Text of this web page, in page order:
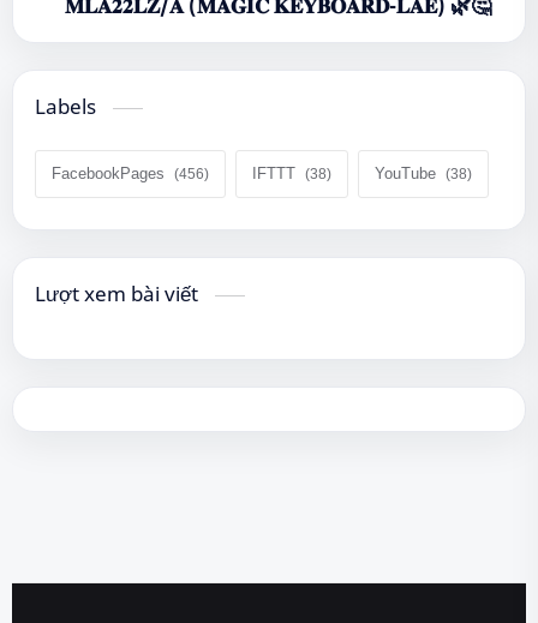
Labels
FacebookPages IFTTT YouTube
Lượt xem bài viết